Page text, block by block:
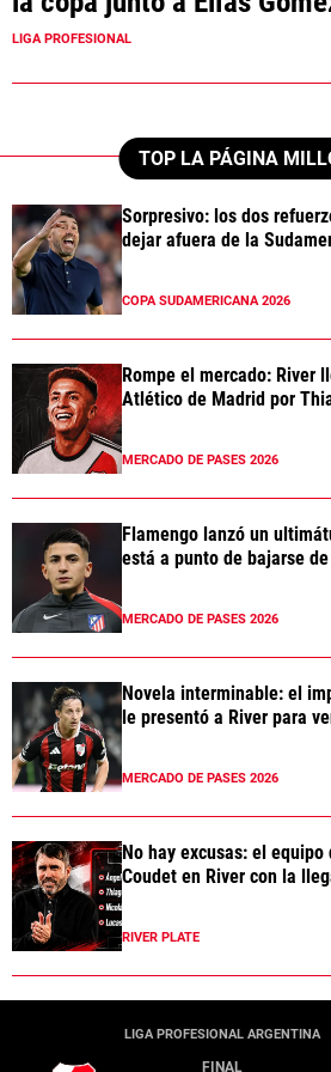
LIGA PROFESIONAL
TOP LA PÁGINA
Sorpresivo: los dos
dejar afuera de la
COPA SUDAMERICANA 2026
Rompe el mercado: River
Atlético de Madrid por
MERCADO DE PASES 2026
Flamengo lanzó un
está a punto de bajarse
MERCADO DE PASES 2026
Novela interminable: el
le presentó a River para
MERCADO DE PASES 2026
No hay excusas: el
Coudet en River con la
RIVER PLATE
LIGA PROFESIONAL ARGENTINA
FINAL